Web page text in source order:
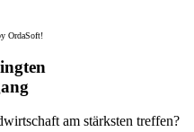
OrdaSoft!
am stärksten treffen?